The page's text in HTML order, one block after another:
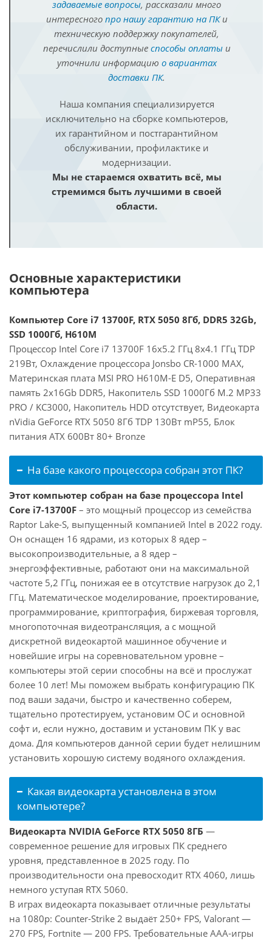
задаваемые вопросы, рассказали много
интересного про нашу гарантию на ПКи
техническую поддержку покупателей,
перечислили доступные способы оплатыи
уточнили информацию о вариантах
доставки ПК.
Наша компания специализируется
исключительно на сборке компьютеров,
их гарантийном и постгарантийном
обслуживании, профилактике и
модернизации.
Мы не стараемся охватить всё, мы
стремимся быть лучшими в своей
области.
Основные характеристики
компьютера
Компьютер Core i7 13700F, RTX 5050 8Гб, DDR5 32Gb,
SSD 1000Гб, H610M
Процессор Intel Core i7 13700F 16x5.2 ГГц 8x4.1 ГГц TDP
219Вт, Охлаждение процессора Jonsbo CR-1000 MAX,
Материнская плата MSI PRO H610M-E D5, Оперативная
память 2x16Gb DDR5, Накопитель SSD 1000Гб M.2 MP33
PRO / KC3000, Накопитель HDD отсутствует, Видеокарта
nVidia GeForce RTX 5050 8Гб TDP 130Вт mP55, Блок
питания ATX 600Вт 80+ Bronze
На базе какого процессора собран этот ПК?
Этот компьютер собран на базе процессора Intel
Core i7-13700F – это мощный процессор из семейства
Raptor Lake-S, выпущенный компанией Intel в 2022 году.
Он оснащен 16 ядрами, из которых 8 ядер –
высокопроизводительные, а 8 ядер –
энергоэффективные, работают они на максимальной
частоте 5,2 ГГц, понижая ее в отсутствие нагрузок до 2,1
ГГц. Математическое моделирование, проектирование,
программирование, криптография, биржевая торговля,
многопоточная видеотрансляция, а с мощной
дискретной видеокартой машинное обучение и
новейшие игры на соревновательном уровне –
компьютеры этой серии способны на всё и прослужат
более 10 лет! Мы поможем выбрать конфигурацию ПК
под ваши задачи, быстро и качественно соберем,
тщательно протестируем, установим ОС и основной
софт и, если нужно, доставим и установим ПК у вас
дома. Для компьютеров данной серии будет нелишним
установить хорошую систему водяного охлаждения.
Какая видеокарта установлена в этом
компьютере?
Видеокарта NVIDIA GeForce RTX 5050 8ГБ —
современное решение для игровых ПК среднего
уровня, представленное в 2025 году. По
производительности она превосходит RTX 4060, лишь
немного уступая RTX 5060.
В играх видеокарта показывает отличные результаты
на 1080p: Counter-Strike 2 выдаёт 250+ FPS, Valorant —
270 FPS, Fortnite — 200 FPS. Требовательные AAA-игры